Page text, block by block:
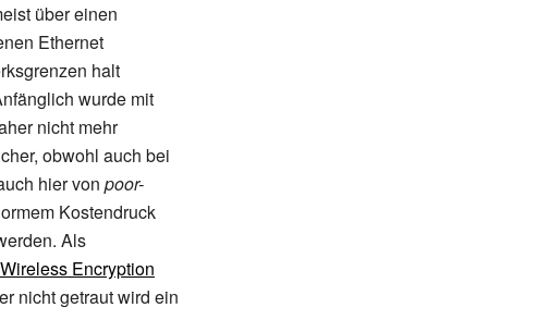
über einen
Ethernet
halt
wurde mit
nicht mehr
obwohl auch bei
hier von poor-
Kostendruck
Als
Encryption
nicht getraut wird ein